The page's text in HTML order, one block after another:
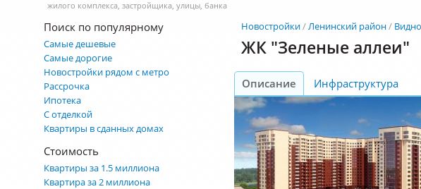
Поиск по популярному
Самые дешевые
Самые дорогие
Новостройки рядом с метро
Рассрочка
Ипотека
С отделкой
Квартиры в сданных домах
Стоимость
Квартиры за 1.5 миллиона
Квартира за 2 миллиона
Новостройки Ленинский район
ЖК "Зеленые аллеи"
Описание Инфраструктура